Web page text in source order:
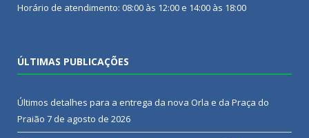
Horário de atendimento: 08:00 às 12:00 e 14:00 às 18:00
ÚLTIMAS PUBLICAÇÕES
Últimos detalhes para a entrega da nova Orla e da Praça do
Praião 7 de agosto de 2026